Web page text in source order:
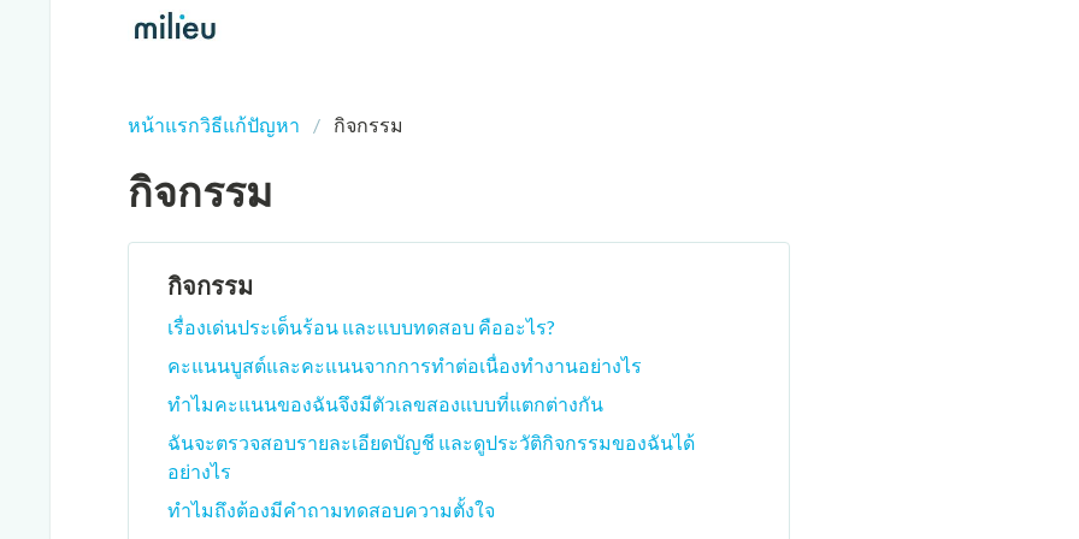
หน้าแรกวิธีแก้ปัญหา กิจกรรม
กิจกรรม
กิจกรรม
เรื่องเด่นประเด็นร้อน และแบบทดสอบ คืออะไร?
คะแนนบูสต์และคะแนนจากการทำต่อเนื่องทำงานอย่างไร
ทำไมคะแนนของฉันจึงมีตัวเลขสองแบบที่แตกต่างกัน
ฉันจะตรวจสอบรายละเอียดบัญชี และดูประวัติกิจกรรมของฉันได้
อย่างไร
ทำไมถึงต้องมีคำถามทดสอบความตั้งใจ